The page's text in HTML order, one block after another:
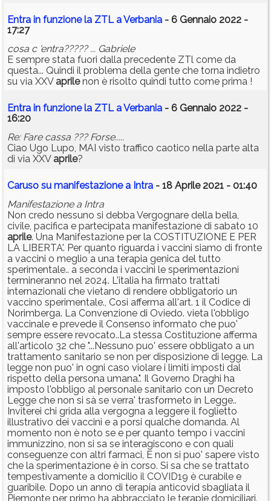
Entra in funzione la ZTL a Verbania - 6 Gennaio 2022 -
17:27
cosa c 'entra????? ... Gabriele
E sempre stata fuori dalla precedente ZTl come da
questa... Quindi il problema della gente che torna indietro
su via XXV aprilenon è risolto quindi tutto come prima !
Entra in funzione la ZTL a Verbania - 6 Gennaio 2022 -
16:20
Re: Fare cassa ??? Forse.....
Ciao Ugo Lupo, MAI visto traffico caotico nella parte alta
di via XXV aprile?
Caruso su manifestazione a Intra - 18 Aprile 2021 - 01:40
Manifestazione a Intra
Non credo nessuno si debba Vergognare della bella,
civile, pacifica e partecipata manifestazione di sabato 10
aprile. Una Manifestazione per la COSTITUZIONE E PER
LA LIBERTA'. Per quanto riguarda i vaccini siamo di fronte
a vaccini o meglio a una terapia genica del tutto
sperimentale.. a seconda i vaccini le sperimentazioni
termineranno nel 2024. L'italia ha firmato trattati
internazionali che vietano di rendere obbligatorio un
vaccino sperimentale., Cosi afferma all'art. 1 il Codice di
Norimberga. La Convenzione di Oviedo. vieta l'obbligo
vaccinale e prevede il Consenso informato che puo'
sempre essere revocato..La stessa Costituzione afferma
all'articolo 32 che "...Nessuno puo' essere obbligato a un
trattamento sanitario se non per disposizione di legge. La
legge non puo' in ogni caso violare i limiti imposti dal
rispetto della persona umana.". Il Governo Draghi ha
imposto l'obbligo al personale sanitario con un Decreto
Legge che non si sà se verra' trasformeto in Legge..
Inviterei chi grida alla vergogna a leggere il foglietto
illustrativo dei vaccini e a porsi qualche domanda. Al
momento non è noto se e per quanto tempo i vaccini
immunizzino, non si sa se interagiscono e con quali
conseguenze con altri farmaci, E non si puo' sapere visto
che la sperimentazione è in corso. Si sa che se trattato
tempestivamente a domicilio il COVID19 è curabile e
guaribile. Dopo un anno di terapia anticovid sbagliata il
Piemonte per primo ha abbracciato le terapie domiciliari.